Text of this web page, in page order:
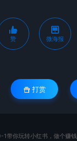
赞 微海报
打赏
1带你玩转小红书，做个赚